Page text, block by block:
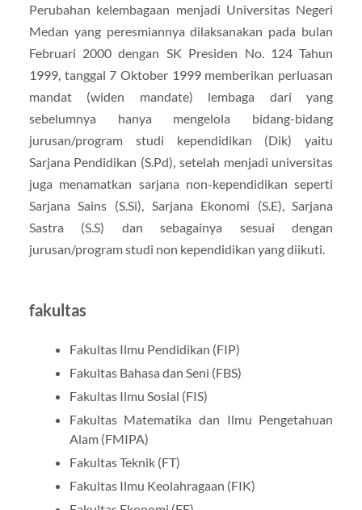
Perubahan kelembagaan menjadi Universitas Negeri
Medan yang peresmiannya dilaksanakan pada bulan
Februari 2000 dengan SK Presiden No. 124 Tahun
1999, tanggal 7 Oktober 1999 memberikan perluasan
mandat (widen mandate) lembaga dari yang
sebelumnya hanya mengelola bidang-bidang
jurusan/program studi kependidikan (Dik) yaitu
Sarjana Pendidikan (S.Pd), setelah menjadi universitas
juga menamatkan sarjana non-kependidikan seperti
Sarjana Sains (S.Si), Sarjana Ekonomi (S.E), Sarjana
Sastra (S.S) dan sebagainya sesuai dengan
jurusan/program studi non kependidikan yang diikuti.
fakultas
Fakultas Ilmu Pendidikan (FIP)
Fakultas Bahasa dan Seni (FBS)
Fakultas Ilmu Sosial (FIS)
Fakultas Matematika dan Ilmu Pengetahuan
Alam (FMIPA)
Fakultas Teknik (FT)
Fakultas Ilmu Keolahragaan (FIK)